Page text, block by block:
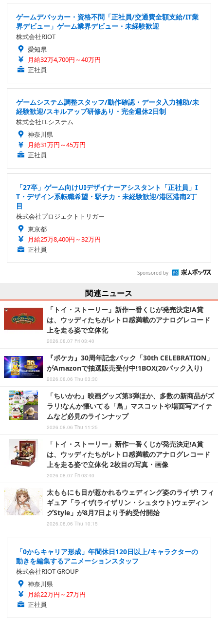
ゲームデバッカー・資格不問「正社員/交通費全額支給/IT業
界デビュー」ゲーム業界デビュー・未経験歓迎
株式会社RIOT
愛知県
月給32万4,700円～40万円
正社員
ゲームシステム調整スタッフ/動作確認・データ入力補助/未
経験歓迎/スキルアップ研修あり・完全週休2日制
株式会社ELシステム
神奈川県
月給31万円～45万円
正社員
「27卒」ゲーム向けUIデザイナーアシスタント「正社員」I
T・デザイン系転職希望・駅チカ・未経験歓迎/港区港南2丁
目
株式会社プロジェクトトリガー
東京都
月給25万8,400円～32万円
正社員
Sponsored by
関連ニュース
「トイ・ストーリー」新作一番くじが発売決定!A賞
は、ウッディたちがレトロ感満載のアナログレコード
上を走る姿で立体化
2026.08.07 Fri 03:40
『ポケカ』30周年記念パック「30th CELEBRATION」
がAmazonで抽選販売受付中!1BOX(20パック入り)
2026.08.06 Thu 03:30
「ちいかわ」映画グッズ第3弾ほか、多数の新商品がズ
ラリ!なんか懐いてる「鳥」マスコットや場面写アイテ
ムなど必見のラインナップ
2026.08.06 Thu 11:25
「トイ・ストーリー」新作一番くじが発売決定!A賞
は、ウッディたちがレトロ感満載のアナログレコード
上を走る姿で立体化 2枚目の写真・画像
2026.08.07 Fri 03:40
太ももにも目が惹かれるウェディング姿のライザ! フィ
ギュア「ライザ(ライザリン・シュタウト)ウェディン
グStyle」が8月7日より予約受付開始
2026.08.06 Thu 10:15
「0からキャリア形成」年間休日120日以上/キャラクターの
動きを編集するアニメーションスタッフ
株式会社RIOT GROUP
神奈川県
月給22万円～27万円
正社員